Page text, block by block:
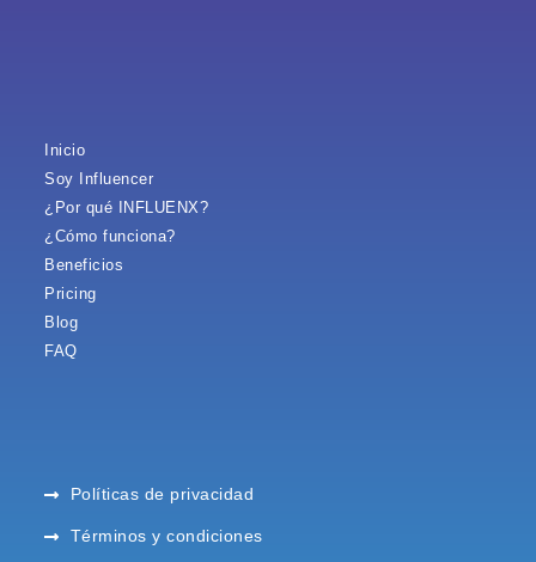
Inicio
Soy Influencer
¿Por qué INFLUENX?
¿Cómo funciona?
Beneficios
Pricing
Blog
FAQ
Políticas de privacidad
Términos y condiciones